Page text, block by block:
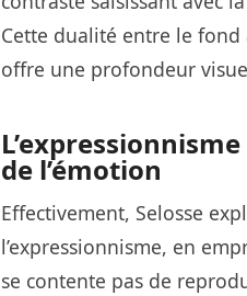
Cette dualité entre le
offre une profondeur
de l’émotion
Effectivement, Selosse
l’expressionnisme, en
se contente pas de